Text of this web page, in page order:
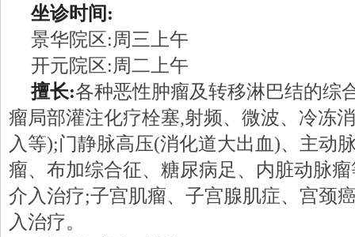
坐诊时间:
景华院区:周三上午
开元院区:周二上午
擅长:各种恶性肿瘤及转移淋巴结的综
瘤局部灌注化疗栓塞,射频、微波、冷冻
入等);门静脉高压(消化道大出血)、主动
瘤、布加综合征、糖尿病足、内脏动脉
介入治疗;子宫肌瘤、子宫腺肌症、宫颈
入治疗。